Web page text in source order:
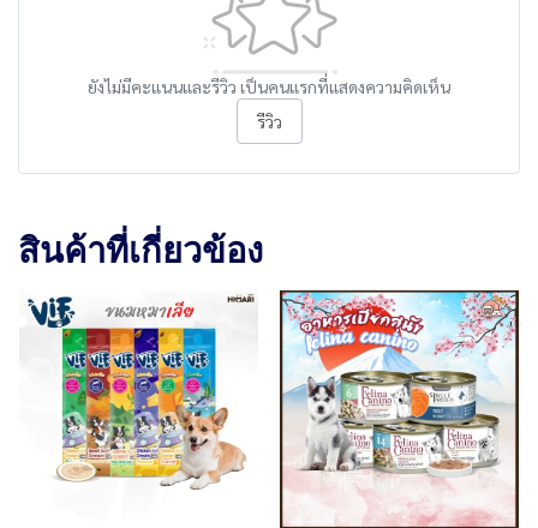
ยังไม่มีคะแนนและรีวิว เป็นคนแรกที่แสดงความคิดเห็น
รีวิว
สินค้าที่เกี่ยวข้อง